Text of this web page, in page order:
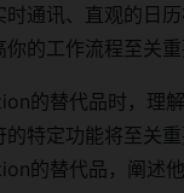
时通讯、直观的日
的工作流程至关重
的替代品时，理
的特定功能将至关
的替代品，阐述